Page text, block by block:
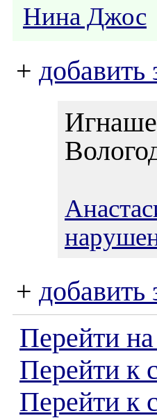
Нина Джос
+ добавить
+ добавить
Перейти
Перейти к
Перейти к